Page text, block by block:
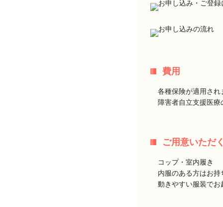
費用
各種保険が適用され
障害者自立支援医
ご用意いただ
コップ・室内履き
内服のある方はお持
動きやすい服装でお